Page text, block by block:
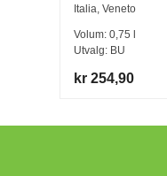
Italia,Veneto
Volum:0,75
Utvalg: BU
kr 254,90